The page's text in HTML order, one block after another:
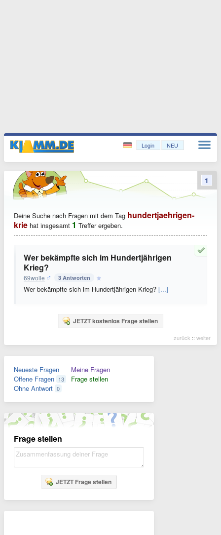
Login NEU
Deine Suche nach Fragen mit dem Tag hundertjaehrigen-
krie hat insgesamt 1 Treffer ergeben.
Wer bekämpfte sich im Hundertjährigen
Krieg?
69wolle 3 Antworten
Wer bekämpfte sich im Hundertjährigen Krieg? [...]
JETZT kostenlos Frage stellen
zurück :: weiter
1
Neueste Fragen
Offene Fragen 13
Ohne Antwort 0
Meine Fragen
Frage stellen
Frage stellen
JETZT Frage stellen